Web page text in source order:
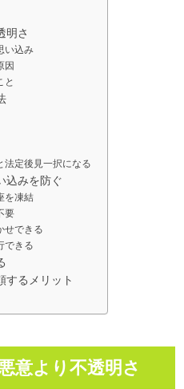
明さ
い込み
因
と
定後見一択になる
込みを防ぐ
を凍結
要
せできる
できる
するメリット
意より不透明さ